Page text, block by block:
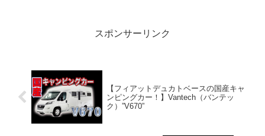
スポンサーリンク
【フィアットデュカトベースの国産キャ
ンピングカー！】Vantech（バンテッ
ク）”V670”